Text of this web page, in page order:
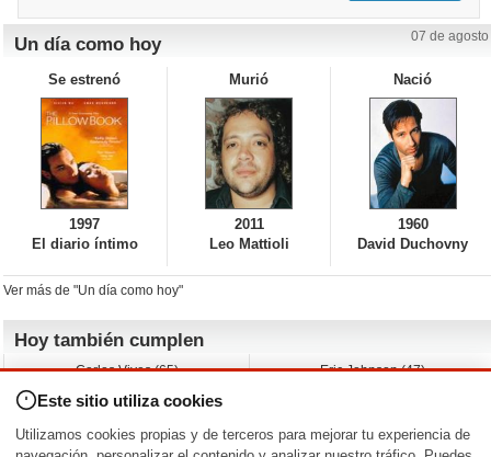
Un día como hoy 07 de agosto
Se estrenó
1997
El diario íntimo
Murió
2011
Leo Mattioli
Nació
1960
David Duchovny
Ver más de "Un día como hoy"
Hoy también cumplen
Carlos Vives (65)
Nicholas Ray (-)
Charlize Theron (51)
Maggie Wheeler (65)
Eric Johnson (47)
Wayne Knight (71)
Michael Shannon (52)
Este sitio utiliza cookies
Utilizamos cookies propias y de terceros para mejorar tu experiencia de